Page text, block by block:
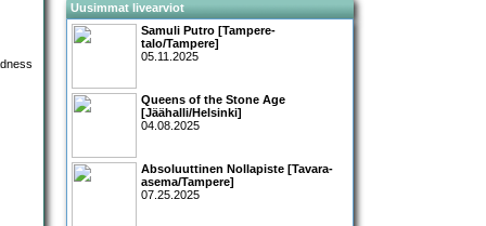
Uusimmat livearviot
Samuli Putro [Tampere-
talo/Tampere]
05.11.2025
Queens of the Stone Age
[Jäähalli/Helsinki]
04.08.2025
Absoluuttinen Nollapiste [Tavara-
asema/Tampere]
07.25.2025